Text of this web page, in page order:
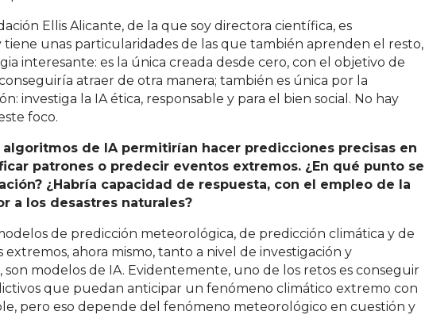
Ellis Alicante, de la que soy directora científica, es
tiene unas particularidades de las que también aprenden el resto,
interesante: es la única creada desde cero, con el objetivo de
atraer de otra manera; también es única por la
investiga la IA ética, responsable y para el bien social. No hay
foco.
de IA permitirían hacer predicciones precisas en
patrones o predecir eventos extremos. ¿En qué punto se
¿Habría capacidad de respuesta, con el empleo de la
a los desastres naturales?
de predicción meteorológica, de predicción climática y de
ahora mismo, tanto a nivel de investigación y
modelos de IA. Evidentemente, uno de los retos es conseguir
que puedan anticipar un fenómeno climático extremo con
pero eso depende del fenómeno meteorológico en cuestión y